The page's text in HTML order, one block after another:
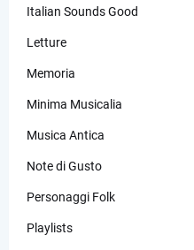
Italian Sounds Good
Letture
Memoria
Minima Musicalia
Musica Antica
Note di Gusto
Personaggi Folk
Playlists